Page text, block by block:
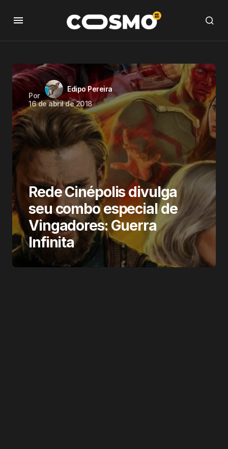
Por
Edipo Pereira
16 de abril de 2018
Rede Cinépolis divulga
seu combo especial de
Vingadores: Guerra
Infinita